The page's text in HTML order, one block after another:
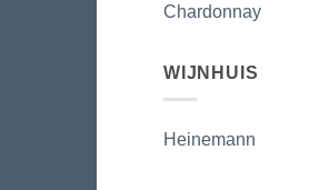
Chardonnay
WIJNHUIS
Heinemann